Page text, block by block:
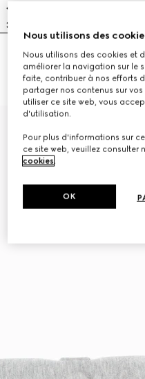
Imperméable pour animal en
nylon GG
€750
Nous utilisons des
Nous utilisons des cookies et
améliorer la navigation sur le
faite, contribuer à nos efforts
partager nos contenus sur
utiliser ce site web, vous
d'utilisation.
Pour plus d'informations sur
ce site web, veuillez consulter
cookies.
OK